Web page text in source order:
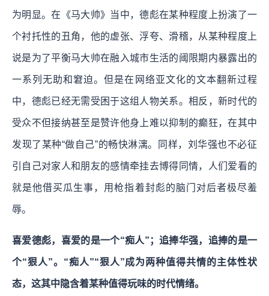
为明显。在《马大帅》当中，德彪在某种程度上扮演了一
个衬托性的丑角，他的虚张、浮夸、滑稽，从某种程度上
说是为了平衡马大帅在融入城市生活的阈限期内暴露出的
一系列无助和窘迫。但是在网络亚文化的文本翻新过程
中，德彪已经无需受困于这组人物关系。相反，新时代的
受众不但接纳甚至是赞许他身上难以抑制的癫狂，在其中
发现了某种“做自己”的畅快淋漓。同样，刘华强也不必征
引自己对家人和朋友的感情牵挂去博得同情，人们爱看的
就是他借买瓜生事，用枪指着封彪的脑门对后者极尽羞
辱。
喜爱德彪，喜爱的是一个“痴人”；追捧华强，追捧的是一
个“狠人”。“痴人”“狠人”成为两种值得共情的主体性状
态，这其中隐含着某种值得玩味的时代情绪。